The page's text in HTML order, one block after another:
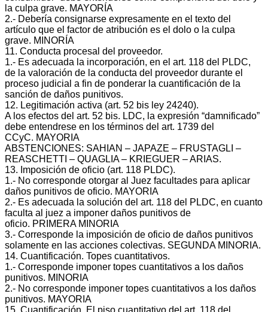
la culpa grave. MAYORÍA
2.‐ Debería consignarse expresamente en el texto del
artículo que el factor de atribución es el dolo o la culpa
grave. MINORÍA
11. Conducta procesal del proveedor.
1.‐ Es adecuada la incorporación, en el art. 118 del PLDC,
de la valoración de la conducta del proveedor durante el
proceso judicial a fin de ponderar la cuantificación de la
sanción de daños punitivos.
12. Legitimación activa (art. 52 bis ley 24240).
A los efectos del art. 52 bis. LDC, la expresión “damnificado”
debe entendrese en los términos del art. 1739 del
CCyC. MAYORIA
ABSTENCIONES: SAHIAN – JAPAZE – FRUSTAGLI –
REASCHETTI – QUAGLIA – KRIEGUER – ARIAS.
13. Imposición de oficio (art. 118 PLDC).
1.‐ No corresponde otorgar al Juez facultades para aplicar
daños punitivos de oficio. MAYORIA
2.‐ Es adecuada la solución del art. 118 del PLDC, en cuanto
faculta al juez a imponer daños punitivos de
oficio. PRIMERA MINORIA
3.‐ Corresponde la imposición de oficio de daños punitivos
solamente en las acciones colectivas. SEGUNDA MINORIA.
14. Cuantificación. Topes cuantitativos.
1.‐ Corresponde imponer topes cuantitativos a los daños
punitivos. MINORIA
2.‐ No corresponde imponer topes cuantitativos a los daños
punitivos. MAYORIA
15. Cuantificación. El piso cuantitativo del art. 118 del